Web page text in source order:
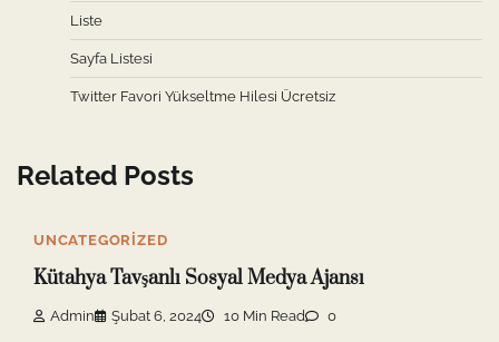
Liste
Sayfa Listesi
Twitter Favori Yükseltme Hilesi Ücretsiz
Related Posts
UNCATEGORIZED
Kütahya Tavşanlı Sosyal Medya Ajansı
Admin Şubat 6, 2024 10 Min Read 0